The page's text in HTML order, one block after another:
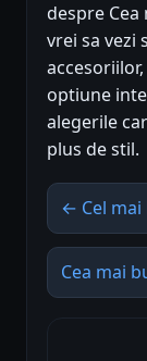
despre
vrei sa vezi
accesoriilor,
optiune
alegerile
plus de stil.
← Cel
Cea mai